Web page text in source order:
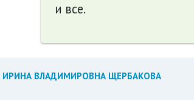
и все.
ИРИНА ВЛАДИМИРОВНА ЩЕРБАКОВА